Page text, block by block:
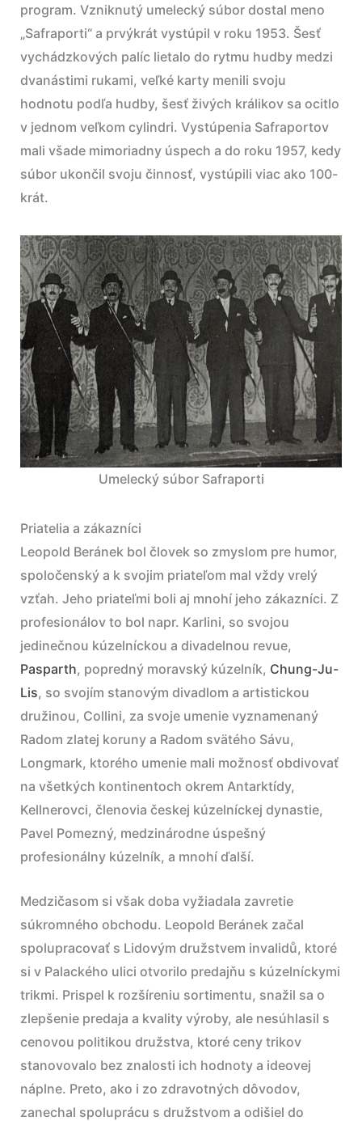
program. Vzniknutý umelecký súbor dostal meno
„Safraporti“ a prvýkrát vystúpil v roku 1953. Šesť
vychádzkových palíc lietalo do rytmu hudby medzi
dvanástimi rukami, veľké karty menili svoju
hodnotu podľa hudby, šesť živých králikov sa ocitlo
v jednom veľkom cylindri. Vystúpenia Safraportov
mali všade mimoriadny úspech a do roku 1957, kedy
súbor ukončil svoju činnosť, vystúpili viac ako 100-
krát.
Umelecký súbor Safraporti
Priatelia a zákazníci
Leopold Beránek bol človek so zmyslom pre humor,
spoločenský a k svojim priateľom mal vždy vrelý
vzťah. Jeho priateľmi boli aj mnohí jeho zákazníci. Z
profesionálov to bol napr. Karlini, so svojou
jedinečnou kúzelníckou a divadelnou revue,
Pasparth, popredný moravský kúzelník, Chung-Ju-
Lis, so svojím stanovým divadlom a artistickou
družinou, Collini, za svoje umenie vyznamenaný
Radom zlatej koruny a Radom svätého Sávu,
Longmark, ktorého umenie mali možnosť obdivovať
na všetkých kontinentoch okrem Antarktídy,
Kellnerovci, členovia českej kúzelníckej dynastie,
Pavel Pomezný, medzinárodne úspešný
profesionálny kúzelník, a mnohí ďalší.
Medzičasom si však doba vyžiadala zavretie
súkromného obchodu. Leopold Beránek začal
spolupracovať s Lidovým družstvem invalidů, ktoré
si v Palackého ulici otvorilo predajňu s kúzelníckymi
trikmi. Prispel k rozšíreniu sortimentu, snažil sa o
zlepšenie predaja a kvality výroby, ale nesúhlasil s
cenovou politikou družstva, ktoré ceny trikov
stanovovalo bez znalosti ich hodnoty a ideovej
náplne. Preto, ako i zo zdravotných dôvodov,
zanechal spoluprácu s družstvom a odišiel do